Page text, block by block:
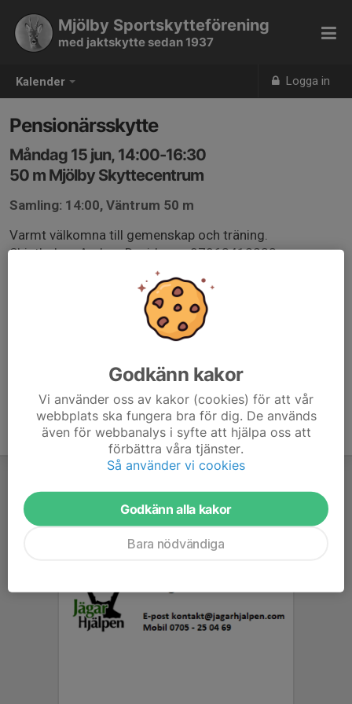
Kalender Logga in
Mjölby Sportskytteförening
med jaktskytte sedan 1937
Pensionärsskytte
Måndag 15 jun, 14:00-16:30
50 m Mjölby Skyttecentrum
Samling: 14:00, Väntrum 50 m
Varmt välkomna till gemenskap och träning.
Skjutledare Anders Davidsson 07063412233
Godkänn kakor
Vi använder oss av kakor (cookies) för att vår
webbplats ska fungera bra för dig. De används
även för webbanalys i syfte att hjälpa oss att
förbättra våra tjänster.
Så använder vi cookies
Godkänn alla kakor
Bara nödvändiga